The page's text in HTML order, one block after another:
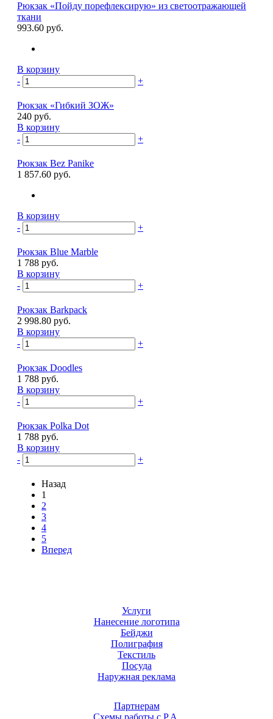
Рюкзак «Пойду порефлексирую» из светоотражающей
ткани
993.60 руб.
В корзину
-
+
Рюкзак «Гибкий ЗОЖ»
240 руб.
В корзину
-
+
Рюкзак Bez Panike
1 857.60 руб.
В корзину
-
+
Рюкзак Blue Marble
1 788 руб.
В корзину
-
+
Рюкзак Barkpack
2 998.80 руб.
В корзину
-
+
Рюкзак Doodles
1 788 руб.
В корзину
-
+
Рюкзак Polka Dot
1 788 руб.
В корзину
-
+
Назад
1
2
3
4
5
Вперед
Услуги
Нанесение логотипа
Бейджи
Полиграфия
Текстиль
Посуда
Наружная реклама
Партнерам
Схемы работы с Р.А.